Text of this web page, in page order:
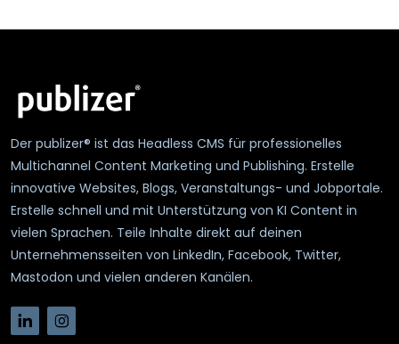
Der publizer® ist das Headless CMS für professionelles
Multichannel Content Marketing und Publishing. Erstelle
innovative Websites, Blogs, Veranstaltungs- und Jobportale.
Erstelle schnell und mit Unterstützung von KI Content in
vielen Sprachen. Teile Inhalte direkt auf deinen
Unternehmensseiten von LinkedIn, Facebook, Twitter,
Mastodon und vielen anderen Kanälen.